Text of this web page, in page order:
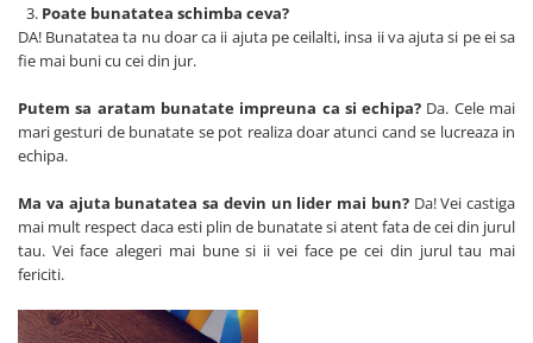
Poate bunatatea schimba ceva?
DA! Bunatatea ta nu doar ca ii ajuta pe ceilalti, insa ii va ajuta si pe ei sa
fie mai buni cu cei din jur.
Putem sa aratam bunatate impreuna ca si echipa? Da. Cele mai
mari gesturi de bunatate se pot realiza doar atunci cand se lucreaza in
echipa.
Ma va ajuta bunatatea sa devin un lider mai bun?Da! Vei castiga
mai mult respect daca esti plin de bunatate si atent fata de cei din jurul
tau. Vei face alegeri mai bune si ii vei face pe cei din jurul tau mai
fericiti.